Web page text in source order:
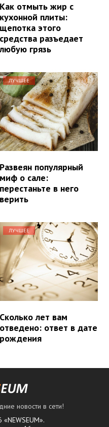
Как отмыть жир с
кухонной плиты:
щепотка этого
средства разъедает
любую грязь
ЛУЧШЕЕ
Развеян популярный
миф о сале:
перестаньте в него
верить
ЛУЧШЕЕ
Сколько лет вам
отведено: ответ в дате
рождения
новости в сети!